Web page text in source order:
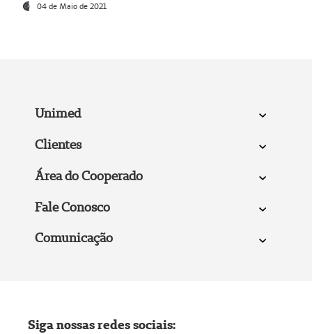
04 de Maio de 2021
Unimed
Clientes
Área do Cooperado
Fale Conosco
Comunicação
Siga nossas redes sociais: